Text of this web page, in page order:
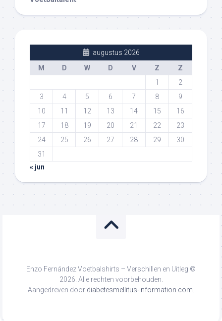
augustus 2026
M
D W D V Z
Z
1
2
3
4 5 6 7 8
9
10
11 12 13 14 15
16
17
18 19 20 21 22
23
24
25 26 27 28 29
30
31
« jun
Enzo Fernández Voetbalshirts – Verschillen en Uitleg ©
2026. Alle rechten voorbehouden.
Aangedreven door diabetesmellitus-information.com